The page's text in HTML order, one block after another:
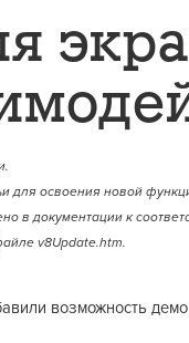
для освоения новой
в документации к
v8Update.htm.
возможность